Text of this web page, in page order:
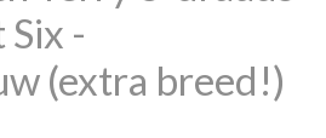
Six -
(extra breed!)